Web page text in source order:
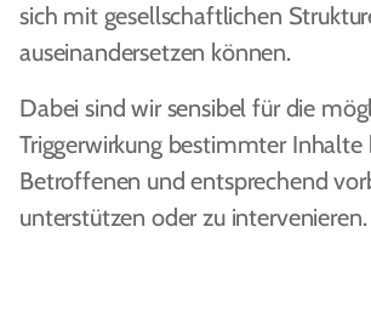
sich mit gesellschaftlichen
auseinandersetzen können.
Dabei sind wir sensibel für die
Triggerwirkung bestimmter Inhalte
Betroffenen und entsprechend
unterstützen oder zu intervenieren.